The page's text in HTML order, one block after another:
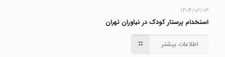
۱۴۰۴/۰۲/۰۳
استخدام پرستار کودک در نیاوران تهران
اطلاعات بیشتر